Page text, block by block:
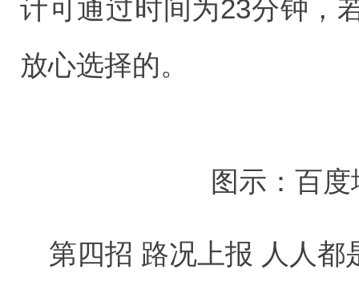
计可通过时间为23分钟，
放心选择的。
图示：百
第四招 路况上报 人人都